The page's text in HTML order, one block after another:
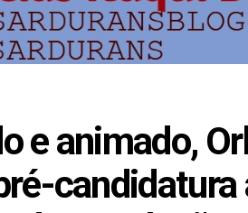
e animado,